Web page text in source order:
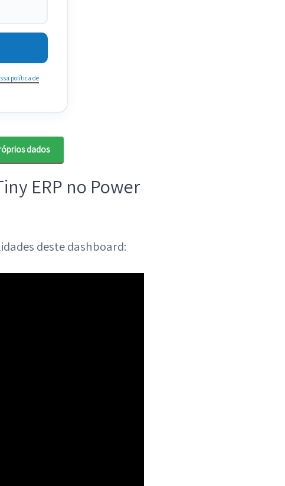
política de
dados
ERP no Power
deste dashboard: